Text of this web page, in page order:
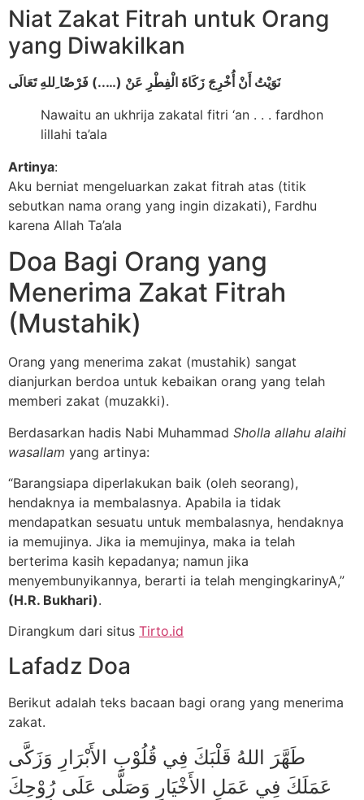
Niat Zakat Fitrah untuk Orang
yang Diwakilkan
نَوَيْتُ أَنْ أُخْرِجَ زَكَاةَ الْفِطْرِ عَنْ (…..) فَرْضًا ِللهِ تَعَالَى
Nawaitu an ukhrija zakatal fitri ‘an . . . fardhon
lillahi ta’ala
Artinya:
Aku berniat mengeluarkan zakat fitrah atas (titik
sebutkan nama orang yang ingin dizakati), Fardhu
karena Allah Ta’ala
Doa Bagi Orang yang
Menerima Zakat Fitrah
(Mustahik)
Orang yang menerima zakat (mustahik) sangat
dianjurkan berdoa untuk kebaikan orang yang telah
memberi zakat (muzakki).
Berdasarkan hadis Nabi Muhammad Sholla allahu alaihi
wasallam yang artinya:
“Barangsiapa diperlakukan baik (oleh seorang),
hendaknya ia membalasnya. Apabila ia tidak
mendapatkan sesuatu untuk membalasnya, hendaknya
ia memujinya. Jika ia memujinya, maka ia telah
berterima kasih kepadanya; namun jika
menyembunyikannya, berarti ia telah mengingkarinyA,”
(H.R. Bukhari).
Dirangkum dari situs Tirto.id
Lafadz Doa
Berikut adalah teks bacaan bagi orang yang menerima
zakat.
طَهَّرَ اللهُ قَلْبَكَ فِي قُلُوْبِ الأَبْرَارِ وَزَكَّى
عَمَلَكَ فِي عَمَلِ الأَخْيَارِ وَصَلَّى عَلَى رُوْحِكَ